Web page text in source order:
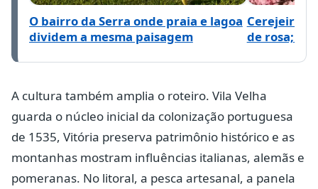
O bairro da Serra onde praia e lagoa
dividem a mesma paisagem
Cerejeiras
de rosa;
A cultura também amplia o roteiro. Vila Velha
guarda o núcleo inicial da colonização portuguesa
de 1535, Vitória preserva patrimônio histórico e as
montanhas mostram influências italianas, alemãs e
pomeranas. No litoral, a pesca artesanal, a panela